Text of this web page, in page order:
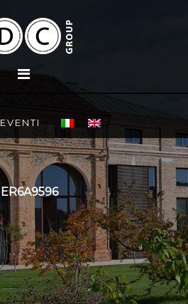
EVENTI
ER6A9596